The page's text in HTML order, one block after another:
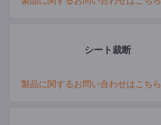
シート裁断
製品に関するお問い合わせはこちら